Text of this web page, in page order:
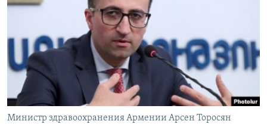
АРХИВ
Հայերեն
English
Русский
Министр здравоохранения Армении Арсен Торосян